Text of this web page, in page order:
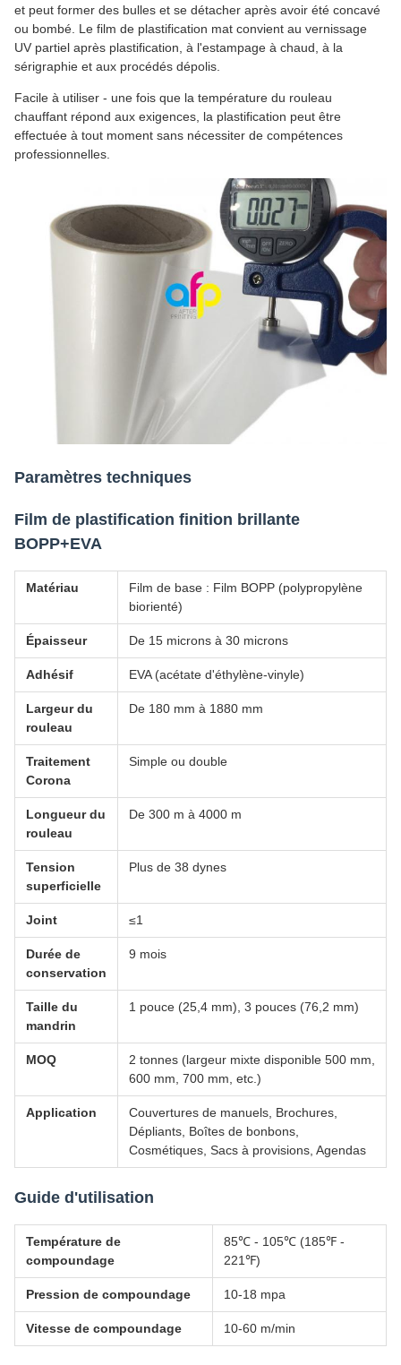
et peut former des bulles et se détacher après avoir été concavé
ou bombé. Le film de plastification mat convient au vernissage
UV partiel après plastification, à l'estampage à chaud, à la
sérigraphie et aux procédés dépolis.
Facile à utiliser - une fois que la température du rouleau
chauffant répond aux exigences, la plastification peut être
effectuée à tout moment sans nécessiter de compétences
professionnelles.
Paramètres techniques
Film de plastification finition brillante
BOPP+EVA
Matériau
Film de base : Film BOPP (polypropylène
biorienté)
Épaisseur De 15 microns à 30 microns
Adhésif EVA (acétate d'éthylène-vinyle)
Largeur du
rouleau
De 180 mm à 1880 mm
Traitement
Corona
Simple ou double
Longueur du
rouleau
De 300 m à 4000 m
Tension
superficielle
Plus de 38 dynes
Joint ≤1
Durée de
conservation
9 mois
Taille du
mandrin
1 pouce (25,4 mm), 3 pouces (76,2 mm)
MOQ
2 tonnes (largeur mixte disponible 500 mm,
600 mm, 700 mm, etc.)
Application
Couvertures de manuels, Brochures,
Dépliants, Boîtes de bonbons,
Cosmétiques, Sacs à provisions, Agendas
Guide d'utilisation
Température de
compoundage
85℃ - 105℃ (185℉ -
221℉)
Pression de compoundage 10-18 mpa
Vitesse de compoundage 10-60 m/min